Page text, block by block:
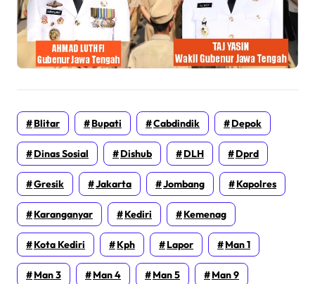
Blitar Bupati Cabdindik Depok
Dinas Sosial Dishub DLH Dprd
Gresik Jakarta Jombang Kapolres
Karanganyar Kediri Kemenag
Kota Kediri Kph Lapor Man 1
Man 3 Man 4 Man 5 Man 9